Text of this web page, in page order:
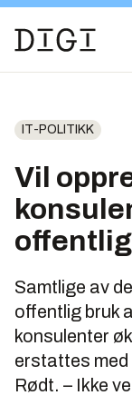
IT-POLITIKK
Vil
Samtlige av
offentlig bruk
konsulenter
erstattes med
Rødt. – Ikke